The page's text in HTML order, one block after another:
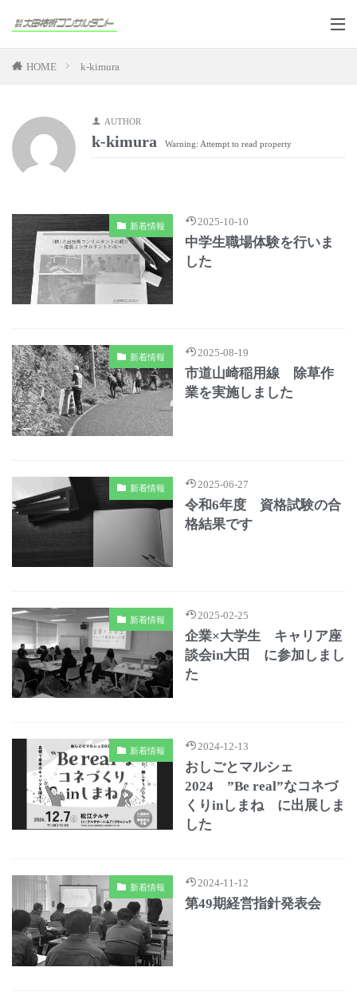
HOME k-kimura
AUTHOR
k-kimura Warning: Attempt to read property
新着情報 2025-10-10
中学生職場体験を行いま
した
新着情報 2025-08-19
市道山崎稲用線 除草作
業を実施しました
新着情報 2025-06-27
令和6年度 資格試験の合
格結果です
新着情報 2025-02-25
企業×大学生 キャリア座
談会in大田 に参加しまし
た
新着情報 2024-12-13
おしごとマルシェ
2024 ”Be real”なコネづ
くりinしまね に出展しま
した
新着情報 2024-11-12
第49期経営指針発表会